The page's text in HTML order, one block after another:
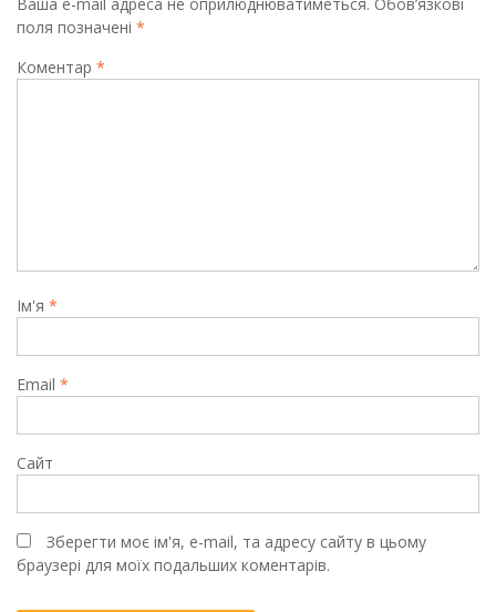
поля позначені *
Коментар *
Ім'я *
Email *
Сайт
Зберегти моє ім'я, e-mail, та адресу сайту в цьому
браузері для моїх подальших коментарів.